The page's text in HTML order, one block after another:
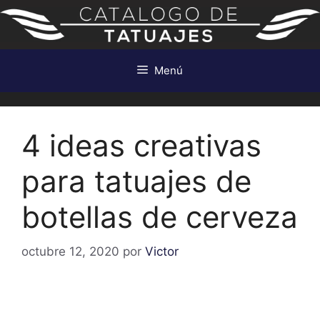
Saltar
contenido
Menú
4 ideas creativas
para tatuajes de
botellas de cerveza
octubre 12, 2020 por Victor